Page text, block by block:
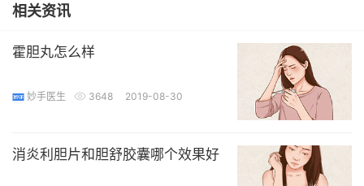
相关资讯
霍胆丸怎么样
妙手医生 3648 2019-08-30
消炎利胆片和胆舒胶囊哪个效果好